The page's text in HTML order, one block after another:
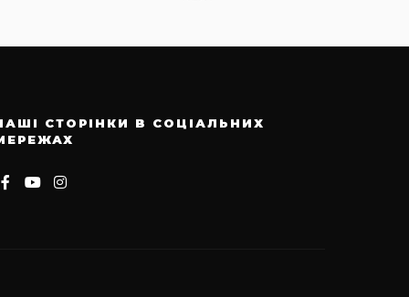
СТОРІНКИ В СОЦІАЛЬНИХ